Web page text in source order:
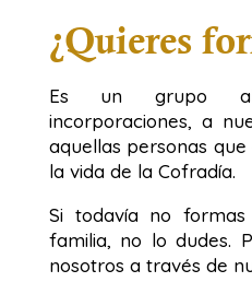
¿Quieres
Es un grupo
incorporaciones, a
aquellas personas
la vida de la Cofradía.
Si todavía no
familia, no lo dudes.
nosotros a través de